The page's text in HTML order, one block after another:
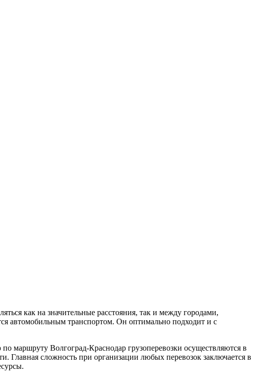
как на значительные расстояния, так и между городами,
автомобильным транспортом. Он оптимально подходит и с
маршруту Волгоград-Краснодар грузоперевозки осуществляются в
сложность при организации любых перевозок заключается в